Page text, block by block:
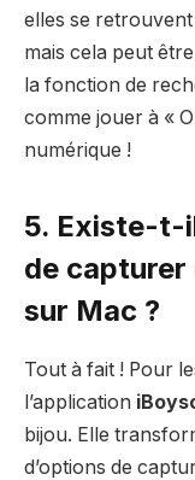
elles se
mais cela peut
la fonction de
comme jouer à «
numérique !
5. Existe-t-
de capturer
sur Mac ?
Tout à fait ! Pour
l’application
bijou. Elle
d’options de